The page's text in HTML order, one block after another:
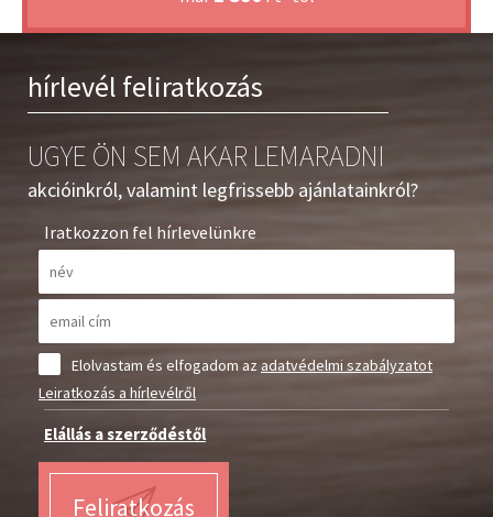
fúvódik, végig megtartja térfogatát, kellemes illatú.
hírlevél feliratkozás
UGYE ÖN SEM AKAR LEMARADNI
akcióinkról, valamint legfrissebb ajánlatainkról?
Iratkozzon fel hírlevelünkre
Elolvastam és elfogadom azadatvédelmi szabályzatot
Leiratkozás a hírlevélről
Elállás a szerződéstől
Feliratkozás